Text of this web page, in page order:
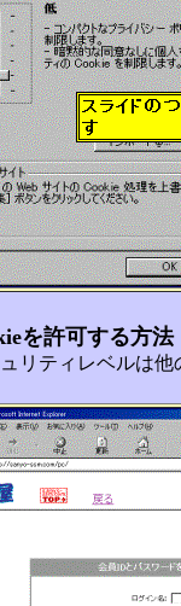
を許可する方法
リティレベルは